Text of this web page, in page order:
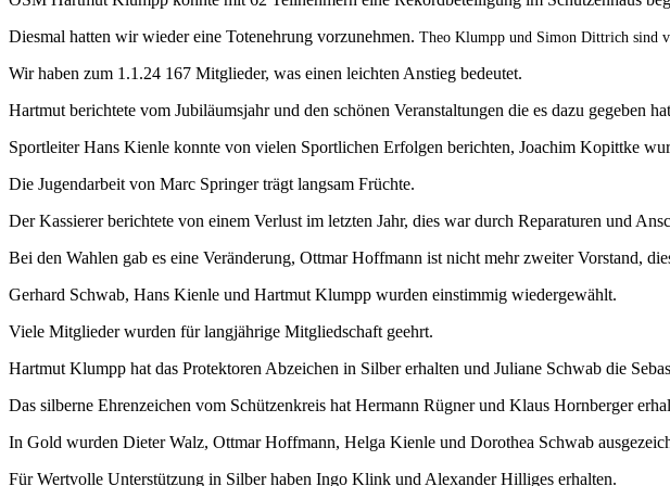
Diesmal hatten wir wieder eine Totenehrung vorzunehmen. Theo Klumpp und Simon Dittrich sind
Wir haben zum 1.1.24 167 Mitglieder, was einen leichten Anstieg bedeutet.
Hartmut berichtete vom Jubiläumsjahr und den schönen Veranstaltungen die es dazu gegeben
Sportleiter Hans Kienle konnte von vielen Sportlichen Erfolgen berichten, Joachim Kopittke
Die Jugendarbeit von Marc Springer trägt langsam Früchte.
Der Kassierer berichtete von einem Verlust im letzten Jahr, dies war durch Reparaturen und
Bei den Wahlen gab es eine Veränderung, Ottmar Hoffmann ist nicht mehr zweiter Vorstand,
Gerhard Schwab, Hans Kienle und Hartmut Klumpp wurden einstimmig wiedergewählt.
Viele Mitglieder wurden für langjährige Mitgliedschaft geehrt.
Hartmut Klumpp hat das Protektoren Abzeichen in Silber erhalten und Juliane Schwab die
Das silberne Ehrenzeichen vom Schützenkreis hat Hermann Rügner und Klaus Hornberger
In Gold wurden Dieter Walz, Ottmar Hoffmann, Helga Kienle und Dorothea Schwab
Für Wertvolle Unterstützung in Silber haben Ingo Klink und Alexander Hilliges erhalten.